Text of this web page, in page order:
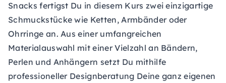
Snacks fertigst Du in diesem Kurs zwei einzigartige
Schmuckstücke wie Ketten, Armbänder oder
Ohrringe an. Aus einer umfangreichen
Materialauswahl mit einer Vielzahl an Bändern,
Perlen und Anhängern setzt Du mithilfe
professioneller Designberatung Deine ganz eigenen